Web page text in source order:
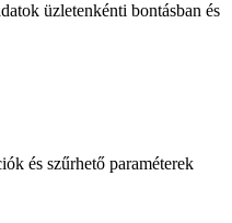
üzletenkénti bontásban és
és szűrhető paraméterek